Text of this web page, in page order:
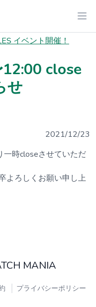
イベント開催！
close
せ
2021/12/23
時closeさせていただ
よろしくお願い申し上
MANIA
プライバシーポリシー